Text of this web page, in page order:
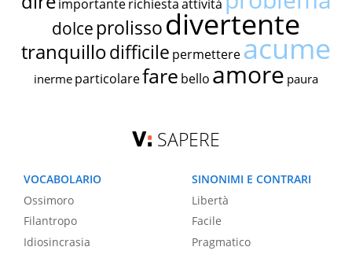
importante richiestaattività
dolce prolissodivertente
tranquillodifficile permettereacume
inerme particolarefare bello amore paura
SAPERE
VOCABOLARIO
Ossimoro
Filantropo
Idiosincrasia
SINONIMI E CONTRARI
Libertà
Facile
Pragmatico